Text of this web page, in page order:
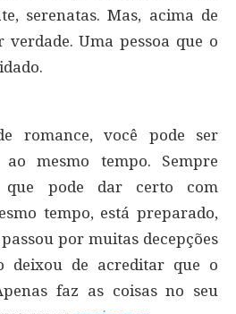
serenatas. Mas, acima de
verdade. Uma pessoa que o
romance, você pode ser
mesmo tempo. Sempre
que pode dar certo com
tempo, está preparado,
por muitas decepções
deixou de acreditar que o
faz as coisas no seu